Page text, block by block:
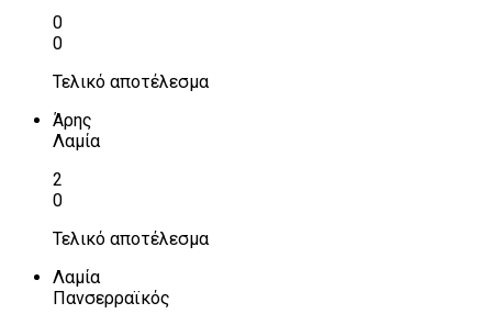
0
0
Τελικό αποτέλεσμα
Άρης
Λαμία
2
0
Τελικό αποτέλεσμα
Λαμία
Πανσερραϊκός